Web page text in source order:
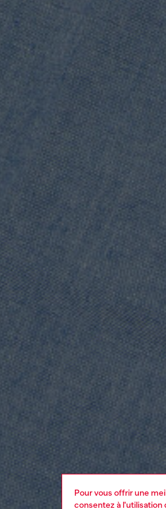
Pour vous offrir une
consentez à l'utilisation